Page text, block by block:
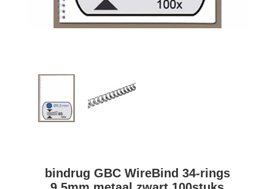
bindrug GBC WireBind 34-rings